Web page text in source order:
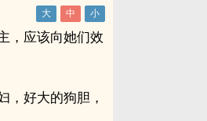
，应该向她们效
，好大的狗胆，